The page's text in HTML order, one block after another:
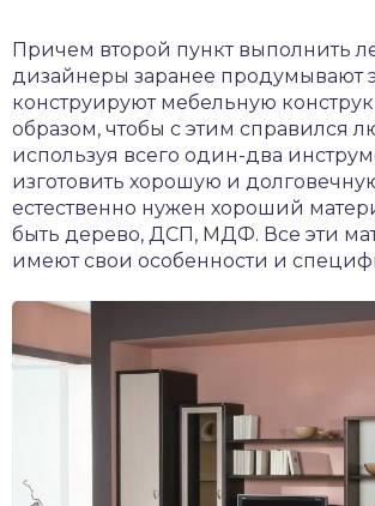
Причем второй пункт выполнить
дизайнеры заранее продумывают
конструируют мебельную
образом, чтобы с этим справился
используя всего один-два
изготовить хорошую и
естественно нужен хороший
быть дерево, ДСП, МДФ. Все эти
имеют свои особенности и